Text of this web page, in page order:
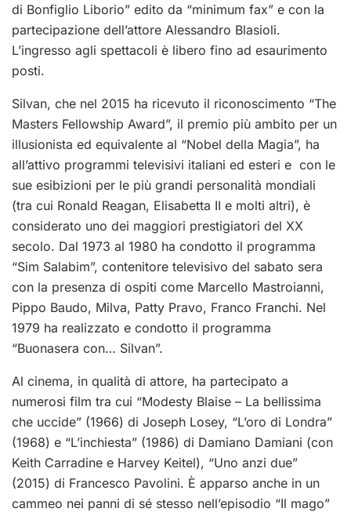
di Bonfiglio Liborio” edito da “minimum fax” e con la
partecipazione dell’attore Alessandro Blasioli.
L’ingresso agli spettacoli è libero fino ad esaurimento
posti.
Silvan, che nel 2015 ha ricevuto il riconoscimento “The
Masters Fellowship Award”, il premio più ambito per un
illusionista ed equivalente al “Nobel della Magia”, ha
all’attivo programmi televisivi italiani ed esteri e con le
sue esibizioni per le più grandi personalità mondiali
(tra cui Ronald Reagan, Elisabetta II e molti altri), è
considerato uno dei maggiori prestigiatori del XX
secolo. Dal 1973 al 1980 ha condotto il programma
“Sim Salabim”, contenitore televisivo del sabato sera
con la presenza di ospiti come Marcello Mastroianni,
Pippo Baudo, Milva, Patty Pravo, Franco Franchi. Nel
1979 ha realizzato e condotto il programma
“Buonasera con… Silvan”.
Al cinema, in qualità di attore, ha partecipato a
numerosi film tra cui “Modesty Blaise – La bellissima
che uccide” (1966) di Joseph Losey, “L’oro di Londra”
(1968) e “L’inchiesta” (1986) di Damiano Damiani (con
Keith Carradine e Harvey Keitel), “Uno anzi due”
(2015) di Francesco Pavolini. È apparso anche in un
cammeo nei panni di sé stesso nell’episodio “Il mago”